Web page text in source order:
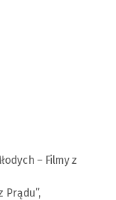
– Filmy z
Prądu”,